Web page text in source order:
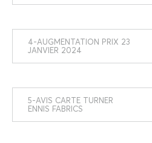
4-AUGMENTATION PRIX 23
JANVIER 2024
5-AVIS CARTE TURNER
ENNIS FABRICS